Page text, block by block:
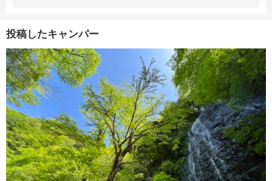
投稿したキャンパー